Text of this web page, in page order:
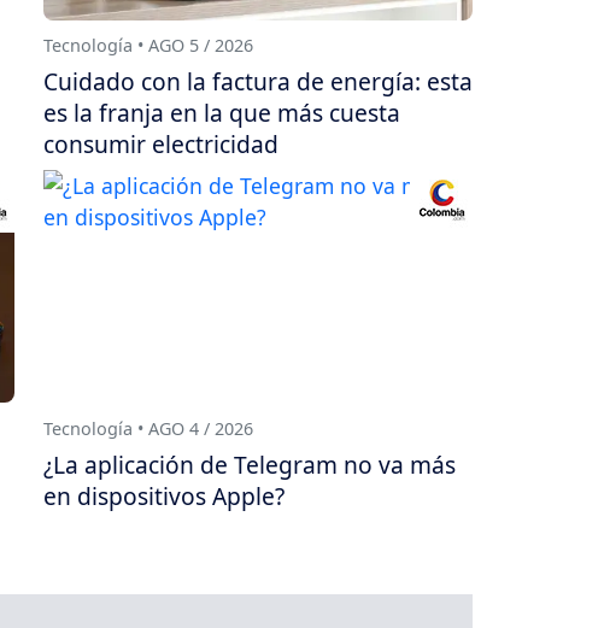
Tecnología • AGO 5 / 2026
Cuidado con la factura de energía: esta
es la franja en la que más cuesta
consumir electricidad
Tecnología • AGO 4 / 2026
¿La aplicación de Telegram no va más
en dispositivos Apple?